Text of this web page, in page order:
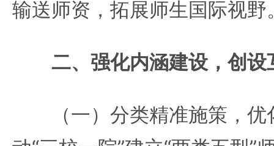
输送师资，拓展师生国际视野
二、强化内涵建设，创
（一）分类精准施策，优